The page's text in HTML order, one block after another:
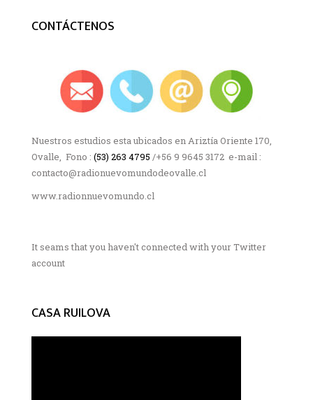
CONTÁCTENOS
Nuestros estudios esta ubicados en Ariztía Oriente 170,
Ovalle, Fono : (53) 263 4795 /+56 9 9645 3172 e-mail :
contacto@radionuevomundodeovalle.cl
www.radionnuevomundo.cl
It seams that you haven't connected with your Twitter
account
CASA RUILOVA